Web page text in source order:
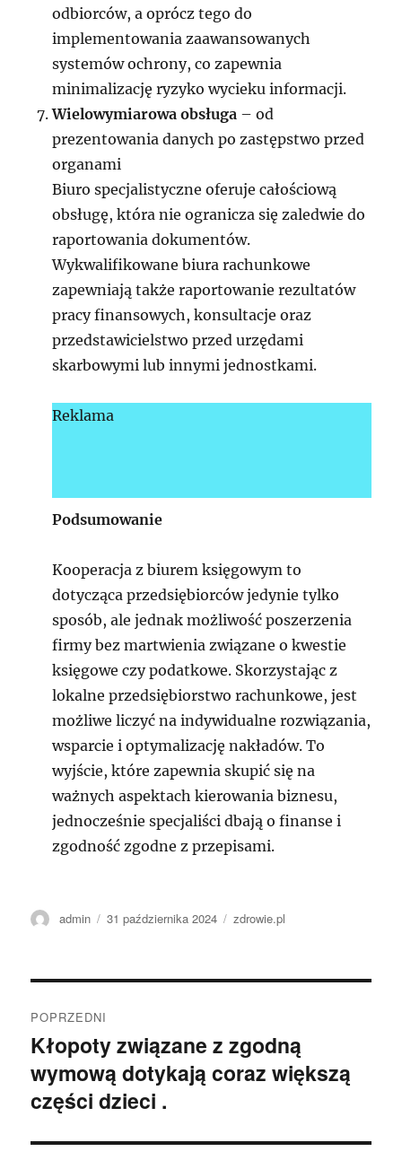
odbiorców, a oprócz tego do
implementowania zaawansowanych
systemów ochrony, co zapewnia
minimalizację ryzyko wycieku informacji.
Wielowymiarowa obsługa – od
prezentowania danych po zastępstwo przed
organami
Biuro specjalistyczne oferuje całościową
obsługę, która nie ogranicza się zaledwie do
raportowania dokumentów.
Wykwalifikowane biura rachunkowe
zapewniają także raportowanie rezultatów
pracy finansowych, konsultacje oraz
przedstawicielstwo przed urzędami
skarbowymi lub innymi jednostkami.
Reklama
Podsumowanie
Kooperacja z biurem księgowym to
dotycząca przedsiębiorców jedynie tylko
sposób, ale jednak możliwość poszerzenia
firmy bez martwienia związane o kwestie
księgowe czy podatkowe. Skorzystając z
lokalne przedsiębiorstwo rachunkowe, jest
możliwe liczyć na indywidualne rozwiązania,
wsparcie i optymalizację nakładów. To
wyjście, które zapewnia skupić się na
ważnych aspektach kierowania biznesu,
jednocześnie specjaliści dbają o finanse i
zgodność zgodne z przepisami.
Autor
admin
Data
31 października 2024 Kategorie
zdrowie.pl
wpisu
POPRZEDNI
Poprzedni
wpis:
Kłopoty związane z zgodną
wymową dotykają coraz większą
części dzieci .